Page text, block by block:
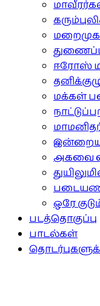
ஈரோஸ்
மக்கள்
இன்றைய
அகவை
ஒரே
படத்தொகுப்பு
பாடல்கள்